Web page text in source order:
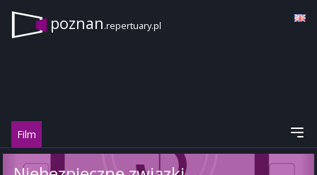
poznan.repertuary.pl
Film